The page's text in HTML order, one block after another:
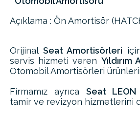
Açıklama : Ön Amortisör
Orijinal Seat Amortisörleri
servis hizmeti veren
Otomobil Amortisörleri
Firmamız ayrıca Seat LEON
tamir ve revizyon hizmetlerini